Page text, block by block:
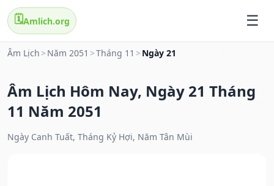
🗓️Amlich.org
Âm Lịch > Năm 2051 >Tháng 11 > Ngày 21
Âm Lịch Hôm Nay, Ngày 21 Tháng
11 Năm 2051
Ngày Canh Tuất, Tháng Kỷ Hợi, Năm Tân Mùi